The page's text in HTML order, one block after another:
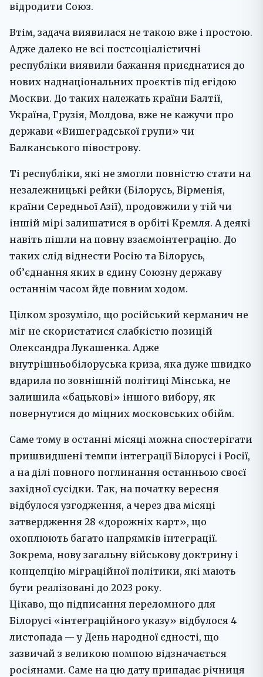
відродити Союз.
Втім, задача виявилася не такою вже і простою.
Адже далеко не всі постсоціалістичні
республіки виявили бажання приєднатися до
нових наднаціональних проєктів під егідою
Москви. До таких належать країни Балтії,
Україна, Грузія, Молдова, вже не кажучи про
держави «Вишеградської групи» чи
Балканського півострову.
Ті республіки, які не змогли повністю стати на
незалежницькі рейки (Білорусь, Вірменія,
країни Середньої Азії), продовжили у тій чи
іншій мірі залишатися в орбіті Кремля. А деякі
навіть пішли на повну взаємоінтеграцію. До
таких слід віднести Росію та Білорусь,
об’єднання яких в єдину Союзну державу
останнім часом йде повним ходом.
Цілком зрозуміло, що російський керманич не
міг не скористатися слабкістю позицій
Олександра Лукашенка. Адже
внутрішньобілоруська криза, яка дуже швидко
вдарила по зовнішній політиці Мінська, не
залишила «бацькові» іншого вибору, як
повернутися до міцних московських обійм.
Саме тому в останні місяці можна спостерігати
пришвидшені темпи інтеграції Білорусі і Росії,
а на ділі повного поглинання останньою своєї
західної сусідки. Так, на початку вересня
відбулося узгодження, а через два місяці
затвердження 28 «дорожніх карт», що
охоплюють багато напрямків інтеграції.
Зокрема, нову загальну військову доктрину і
концепцію міграційної політики, які мають
бути реалізовані до 2023 року.
Цікаво, що підписання переломного для
Білорусі «інтеграційного указу» відбулося 4
листопада — у День народної єдності, що
зазвичай з великою помпою відзначається
росіянами. Саме на цю дату припадає річниця